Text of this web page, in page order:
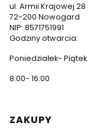
ul. Armii Krajowej 28
72-200 Nowogard
NIP: 8571751991
Godziny otwarcia:
Poniedziałek- Piątek
8:00- 16:00
Linki w stopce
ZAKUPY